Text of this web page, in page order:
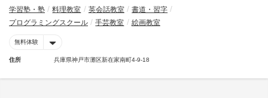
学習塾・塾 料理教室 英会話教室
書道・習字
プログラミングスクール
手芸教室 絵画教室
無料体験
住所 兵庫県神戸市灘区新在家南町4-9-18